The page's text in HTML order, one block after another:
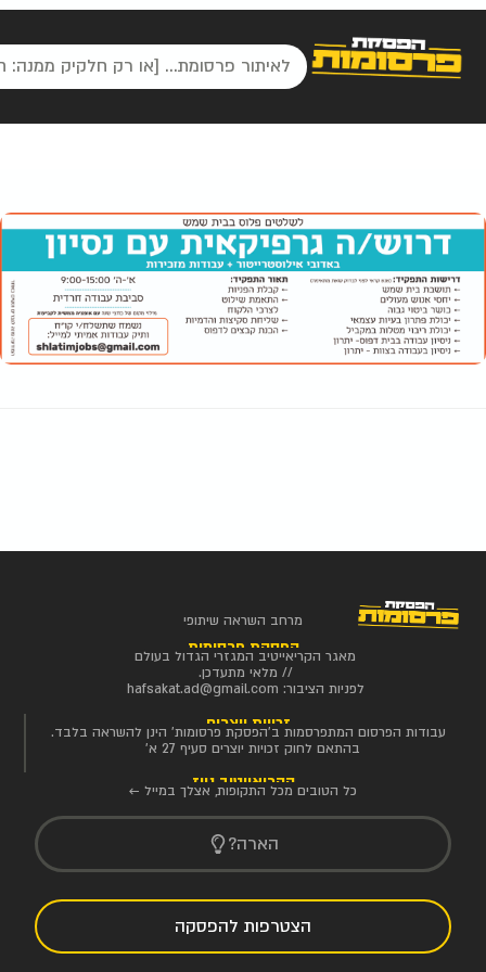
מרחב השראה שיתופי
הפסקת פרסומות
מאגר הקריאייטיב המגזרי הגדול בעולם
// מלאי מתעדכן.
לפניות הציבור: hafsakat.ad@gmail.com
זכויות יוצרים
עבודות הפרסום המתפרסמות ב'הפסקת פרסומות' הינן להשראה בלבד.
בהתאם לחוק זכויות יוצרים סעיף 27 א'
הקריאייטיב ניוז
כל הטובים מכל התקופות, אצלך במייל ←
הארה?
הצטרפות להפסקה